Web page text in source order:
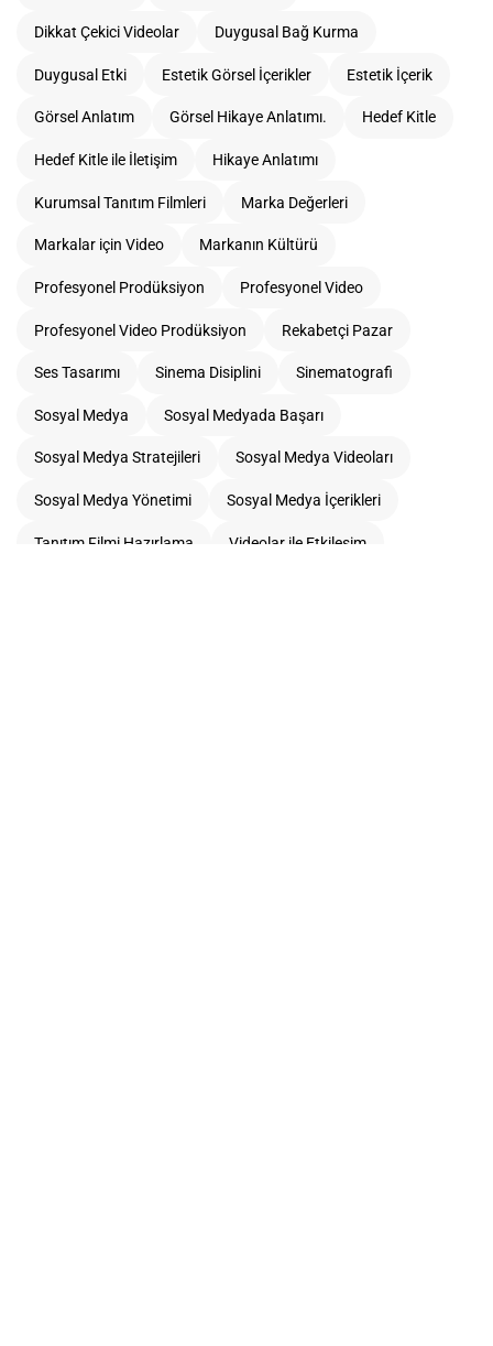
Dikkat Çekici Videolar Duygusal Bağ Kurma
Duygusal Etki Estetik Görsel İçerikler Estetik İçerik
Görsel Anlatım Görsel Hikaye Anlatımı. Hedef Kitle
Hedef Kitle ile İletişim Hikaye Anlatımı
Kurumsal Tanıtım Filmleri Marka Değerleri
Markalar için Video Markanın Kültürü
Profesyonel Prodüksiyon Profesyonel Video
Profesyonel Video Prodüksiyon Rekabetçi Pazar
Ses Tasarımı Sinema Disiplini Sinematografi
Sosyal Medya Sosyal Medyada Başarı
Sosyal Medya Stratejileri Sosyal Medya Videoları
Sosyal Medya Yönetimi Sosyal Medya İçerikleri
Tanıtım Filmi Hazırlama Videolar ile Etkileşim